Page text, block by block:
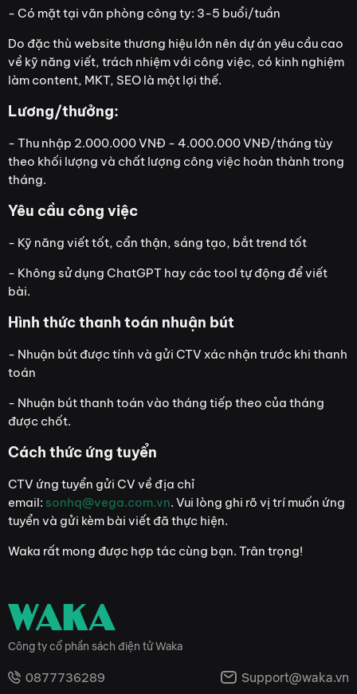
- Có mặt tại văn phòng công ty: 3-5 buổi/tuần
Do đặc thù website thương hiệu lớn nên dự án yêu cầu cao
về kỹ năng viết, trách nhiệm với công việc, có kinh nghiệm
làm content, MKT, SEO là một lợi thế.
Lương/thưởng:
- Thu nhập 2.000.000 VNĐ - 4.000.000 VNĐ/tháng tùy
theo khối lượng và chất lượng công việc hoàn thành trong
tháng.
Yêu cầu công việc
- Kỹ năng viết tốt, cẩn thận, sáng tạo, bắt trend tốt
- Không sử dụng ChatGPT hay các tool tự động để viết
bài.
Hình thức thanh toán nhuận bút
- Nhuận bút được tính và gửi CTV xác nhận trước khi thanh
toán
- Nhuận bút thanh toán vào tháng tiếp theo của tháng
được chốt.
Cách thức ứng tuyển
CTV ứng tuyển gửi CV về địa chỉ
email: sonhq@vega.com.vn. Vui lòng ghi rõ vị trí muốn ứng
tuyển và gửi kèm bài viết đã thực hiện.
Waka rất mong được hợp tác cùng bạn. Trân trọng!
Công ty cổ phần sách điện tử Waka
0877736289 Support@waka.vn